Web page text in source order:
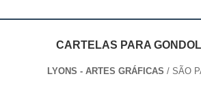
CARTELAS PARA
LYONS - ARTES GRÁFICAS / SÃO